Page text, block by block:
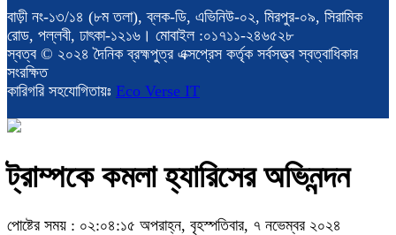
বাড়ী নং-১৩/১৪ (৮ম তলা), ব্লক-ডি, এভিনিউ-০২, মিরপুর-০৯, সিরামিক
রোড, পল্লবী, ঢাৎকা-১২১৬। মোবাইল :০১৭১১-২৪৬৫২৮
স্বত্ব © ২০২৪ দৈনিক ব্রহ্মপুত্র এক্সপ্রেস কর্তৃক সর্বসত্ত্ব স্বত্বাধিকার
সংরক্ষিত
কারিগরি সহযোগিতায়ঃ Eco Verse IT
ট্রাম্পকে কমলা হ্যারিসের অভিনন্দন
পোষ্টের সময় : ০২:০৪:১৫ অপরাহ্ন, বৃহস্পতিবার, ৭ নভেম্বর ২০২৪